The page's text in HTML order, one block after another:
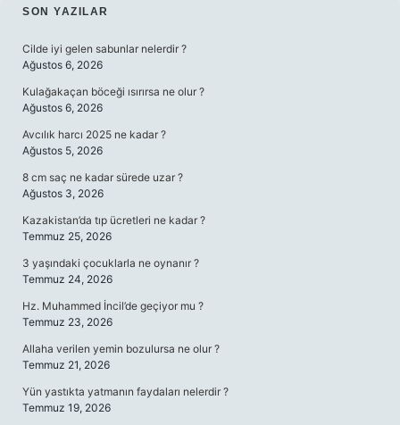
SIDEBAR
SON YAZILAR
Cilde iyi gelen sabunlar nelerdir ?
Ağustos 6, 2026
Kulağakaçan böceği ısırırsa ne olur ?
Ağustos 6, 2026
Avcılık harcı 2025 ne kadar ?
Ağustos 5, 2026
8 cm saç ne kadar sürede uzar ?
Ağustos 3, 2026
Kazakistan’da tıp ücretleri ne kadar ?
Temmuz 25, 2026
3 yaşındaki çocuklarla ne oynanır ?
Temmuz 24, 2026
Hz. Muhammed İncil’de geçiyor mu ?
Temmuz 23, 2026
Allaha verilen yemin bozulursa ne olur ?
Temmuz 21, 2026
Yün yastıkta yatmanın faydaları nelerdir ?
Temmuz 19, 2026